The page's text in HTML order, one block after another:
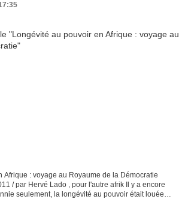
Afrique : voyage au Royaume de la Démocratie
/ par Hervé Lado , pour l'autre afrik Il y a encore
seulement, la longévité au pouvoir était louée et